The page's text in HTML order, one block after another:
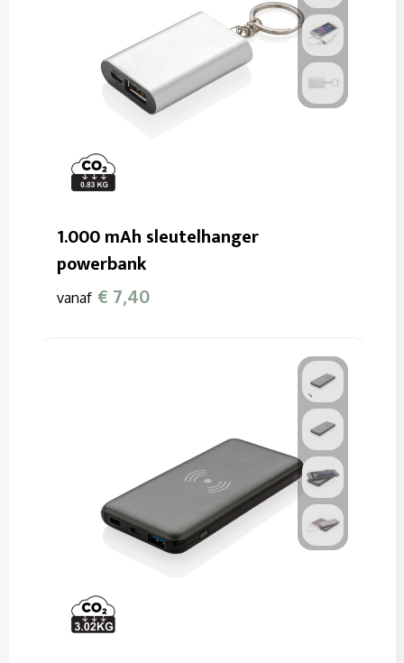
1.000 mAh sleutelhanger
powerbank
vanaf € 7,40